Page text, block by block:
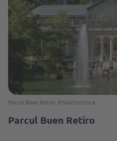
Parcul Buen Retiro ©Shutterstock
Parcul Buen Retiro